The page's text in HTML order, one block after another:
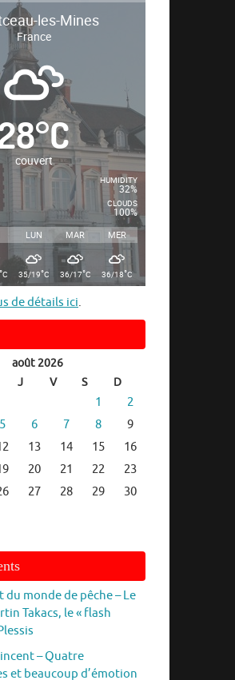
les-Mines
France
°C
couvert
HUMIDITY
32%
CLOUDS
100%
LUN MAR MER
°C 35/19°C 36/17°C 36/18°C
de détails ici.
août 2026
J V S D
1
2
5 6 7 8
9
13 14 15
16
20 21 22
23
27 28 29
30
monde de pêche – Le
Takacs, le « flash
– Quatre
et beaucoup d’émotion